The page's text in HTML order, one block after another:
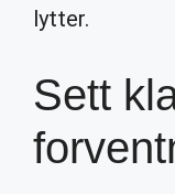
lytter.
Sett